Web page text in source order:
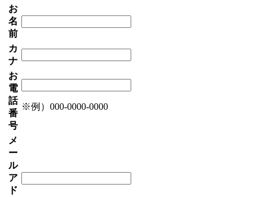
お
名
前
カ
ナ
お
電
話
番
号
※例）000-0000-0000
メ
ー
ル
ア
ド